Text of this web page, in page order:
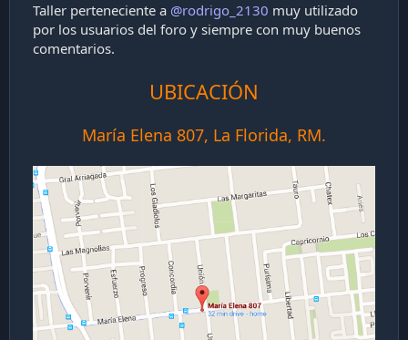
Taller perteneciente a @rodrigo_2130 muy utilizado
por los usuarios del foro y siempre con muy buenos
comentarios.
UBICACIÓN
María Elena 807, La Florida, RM.